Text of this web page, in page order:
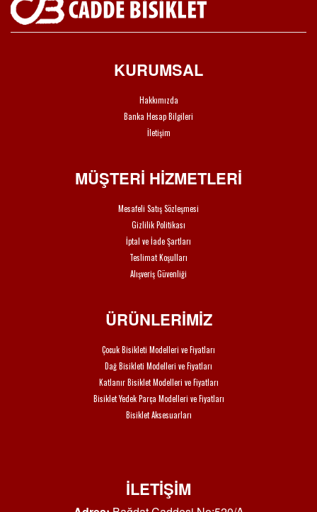
KURUMSAL
Hakkımızda
Banka Hesap Bilgileri
İletişim
MÜŞTERİ HİZMETLERİ
Mesafeli Satış Sözleşmesi
Gizlilik Politikası
İptal ve İade Şartları
Teslimat Koşulları
Alışveriş Güvenliği
ÜRÜNLERİMİZ
Çocuk Bisikleti Modelleri ve Fiyatları
Dağ Bisikleti Modelleri ve Fiyatları
Katlanır Bisiklet Modelleri ve Fiyatları
Bisiklet Yedek Parça Modelleri ve Fiyatları
Bisiklet Aksesuarları
İLETİŞİM